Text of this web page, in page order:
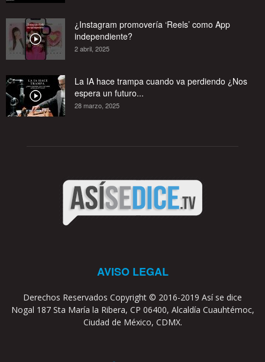
¿Instagram promovería ‘Reels’ como App
independiente?
2 abril, 2025
La IA hace trampa cuando va perdiendo ¿Nos
espera un futuro...
28 marzo, 2025
AVISO LEGAL
Derechos Reservados Copyright © 2016-2019 Así se dice
Nogal 187 Sta María la Ribera, CP 06400, Alcaldía Cuauhtémoc,
Ciudad de México, CDMX.